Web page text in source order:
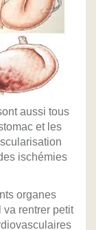
aussi tous
et les
ischémies
organes
va rentrer petit